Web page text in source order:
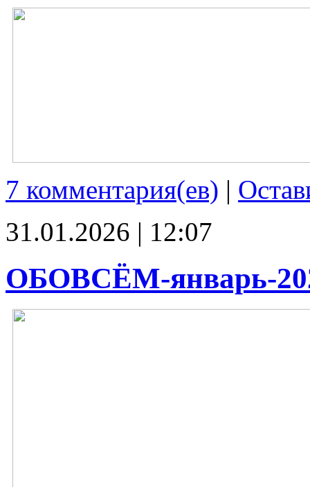
7 комментария(ев) |
31.01.2026 | 12:07
ОБОВСЁМ-январь-